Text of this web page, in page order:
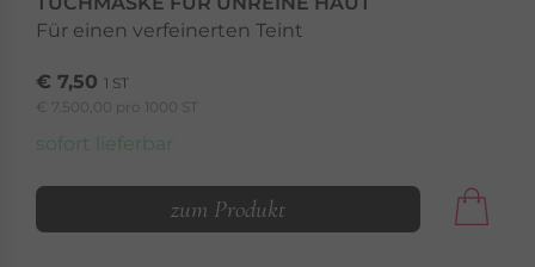
LA MER
POWER AT SEA
Limitierte Pflege - fördert aktiv die
Power at Sea »
Für einen verfeinerten Teint
€ 7,50 1 ST
€ 7.500,00 pro 1000 ST
sofort lieferbar
zum Produkt